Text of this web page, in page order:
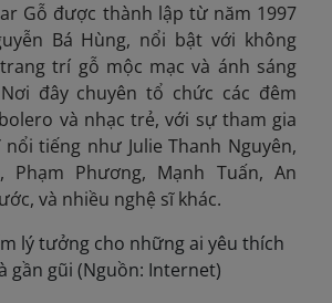
Gỗ được thành lập từ năm 1997
Bá Hùng, nổi bật với không
trí gỗ mộc mạc và ánh sáng
đây chuyên tổ chức các đêm
và nhạc trẻ, với sự tham gia
tiếng như Julie Thanh Nguyên,
Phạm Phương, Mạnh Tuấn, An
và nhiều nghệ sĩ khác.